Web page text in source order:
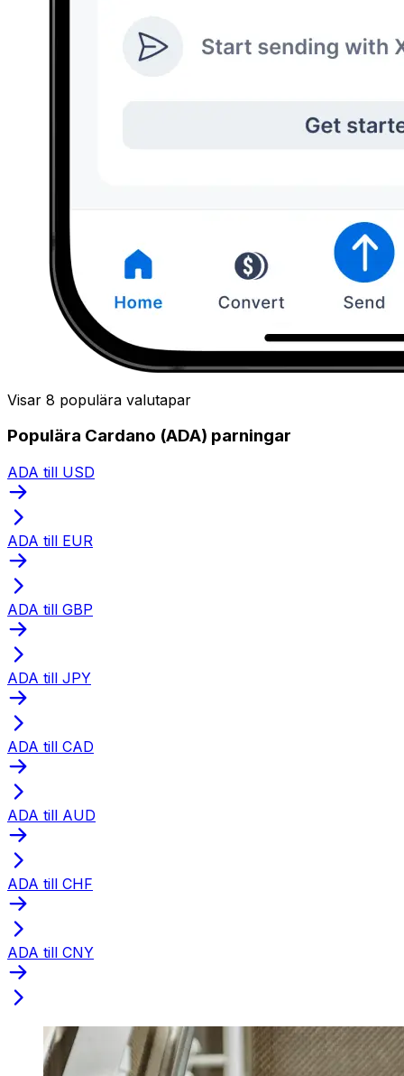
Visar 8 populära valutapar
Populära Cardano (ADA) parningar
ADA till USD
ADA till EUR
ADA till GBP
ADA till JPY
ADA till CAD
ADA till AUD
ADA till CHF
ADA till CNY